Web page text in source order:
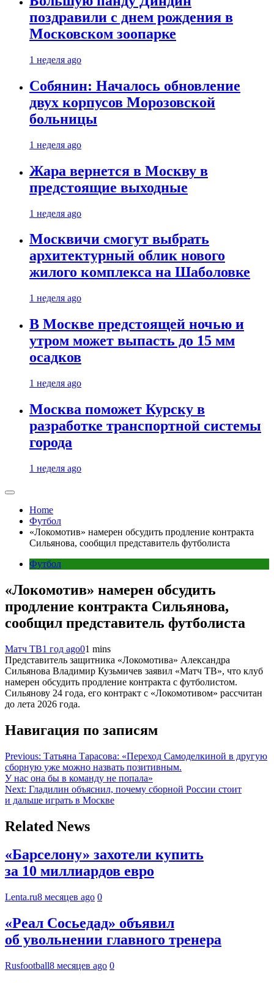
поздравили с днем рождения в
Московском зоопарке
1 неделя ago
Собянин: Началось обновление
двух корпусов Морозовской
больницы
1 неделя ago
Жара вернется в Москву в
предстоящие выходные
1 неделя ago
Москвичи смогут выбрать
архитектурный облик нового
жилого комплекса на Шаболовке
1 неделя ago
В Москве предстоящей ночью и
утром может выпасть до 15 мм
осадков
1 неделя ago
Москва поможет Курску в
разработке транспортной системы
города
1 неделя ago
Home
Футбол
«Локомотив» намерен обсудить продление контракта
Сильянова, сообщил представитель футболиста
Футбол
«Локомотив» намерен обсудить
продление контракта Сильянова,
сообщил представитель футболиста
Матч ТВ1 год ago01 mins
Представитель защитника «Локомотива» Александра
Сильянова Владимир Кузьмичев заявил «Матч ТВ», что клуб
намерен обсудить продление контракта с футболистом.
Сильянову 24 года, его контракт с «Локомотивом» рассчитан
до лета 2026 года.
Навигация по записям
Previous: Татьяна Тарасова: «Переход Самоделкиной в другую
сборную уже можно назвать позитивным.
У нас она бы в команду не попала»
Next: Гладилин объяснил, почему сборной России стоит
и дальше играть в Москве
Related News
«Барселону» захотели купить
за 10 миллиардов евро
Lenta.ru8 месяцев ago 0
«Реал Сосьедад» объявил
об увольнении главного тренера
Rusfootball8 месяцев ago 0